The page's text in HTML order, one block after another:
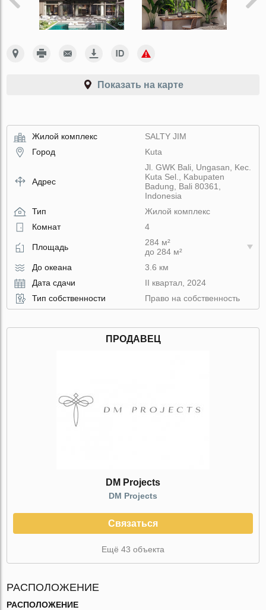
Показать на карте
Жилой комплекс
SALTY JIM
Город
Kuta
Адрес
Jl. GWK Bali, Ungasan, Kec.
Kuta Sel., Kabupaten
Badung, Bali 80361,
Indonesia
Тип
Жилой комплекс
Комнат
4
Площадь
284 м²
до 284 м²
До океана
3.6 км
Дата сдачи
II квартал, 2024
Тип собственности
Право на собственность
ПРОДАВЕЦ
DM Projects
DM Projects
Связаться
Ещё 43 объекта
РАСПОЛОЖЕНИЕ
РАСПОЛОЖЕНИЕ